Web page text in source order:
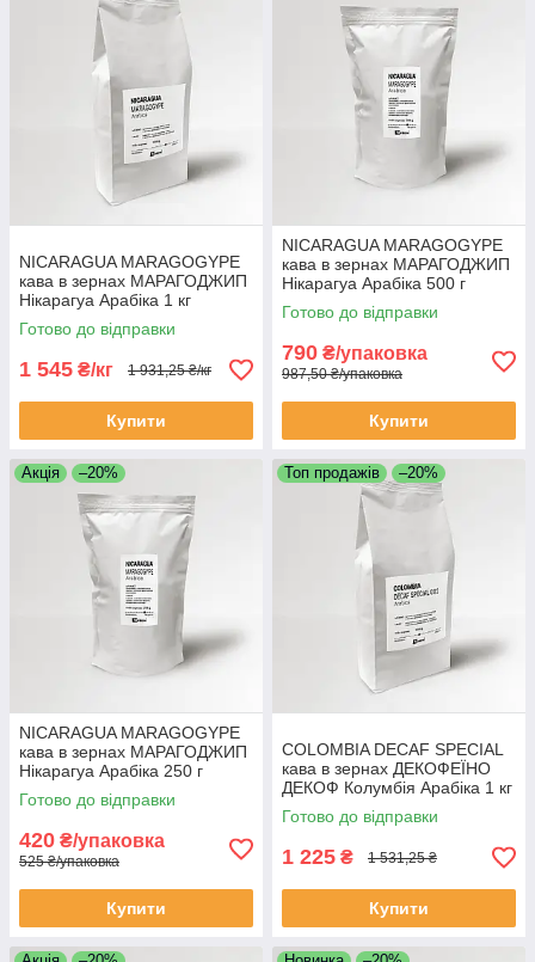
NICARAGUA MARAGOGYPE
кава в зернах МАРАГОДЖИП
Нікарагуа Арабіка 1 кг
Свіжообсмажена кава
зернова Моносорт
Готово до відправки
1 545 ₴/кг 1 931,25 ₴/кг
Купити
NICARAGUA MARAGOGYPE
кава в зернах МАРАГОДЖИП
Нікарагуа Арабіка 500 г
Свіжообсмажена кава
зернова Моносорт
Готово до відправки
790 ₴/упаковка
987,50 ₴/упаковка
Купити
Акція –20%
NICARAGUA MARAGOGYPE
кава в зернах МАРАГОДЖИП
Нікарагуа Арабіка 250 г
Свіжообсмажена кава
зернова Моносорт
Готово до відправки
420 ₴/упаковка
525 ₴/упаковка
Купити
Топ продажів –20%
COLOMBIA DECAF SPECIAL
кава в зернах ДЕКОФЕЇНО
ДЕКОФ Колумбія Арабіка 1 кг
Свіжообсмажена кава
зернова
Готово до відправки
1 225 ₴ 1 531,25 ₴
Купити